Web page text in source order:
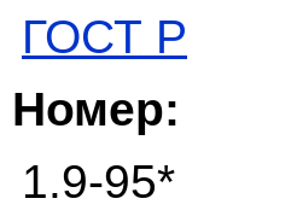
ГОСТ Р
Номер:
1.9-95*